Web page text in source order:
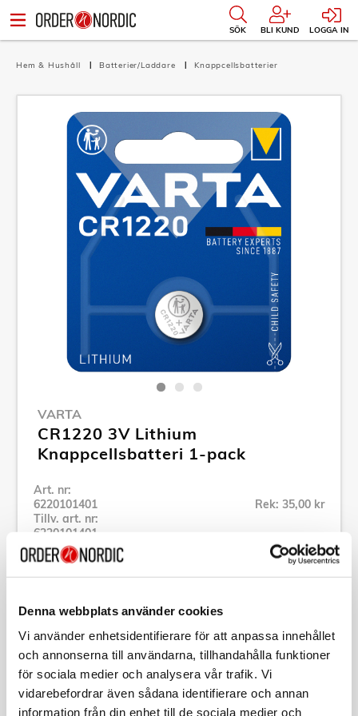
Denna webbplats använder cookies
Vi använder enhetsidentifierare för att anpassa innehållet
och annonserna till användarna, tillhandahålla funktioner
för sociala medier och analysera vår trafik. Vi
vidarebefordrar även sådana identifierare och annan
information från din enhet till de sociala medier och
SÖK BLI KUND LOGGA IN
Hem & Hushåll Batterier/Laddare Knappcellsbatterier
VARTA
CR1220 3V Lithium
Knappcellsbatteri 1-pack
Art. nr:
6220101401
Tillv. art. nr:
6220101401
Rek: 35,00 kr
Se alla produkter inom Varta
Specifikation
Beskrivning
Art. nr:6220101401